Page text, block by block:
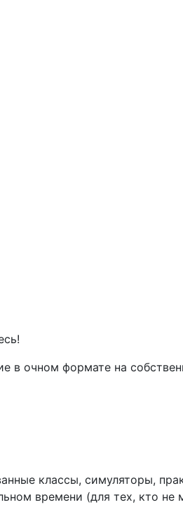
в очном формате на
классы, симуляторы,
времени (для тех, кто не